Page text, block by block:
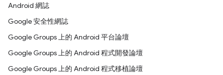
Android 網誌
Google 安全性網誌
Google Groups 上的 Android 平台論壇
Google Groups 上的 Android 程式開發論壇
Google Groups 上的 Android 程式移植論壇